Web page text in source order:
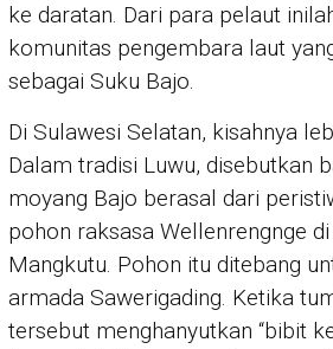
ke daratan. Dari para pelaut
komunitas pengembara laut
sebagai Suku Bajo.
Di Sulawesi Selatan, kisahnya
Dalam tradisi Luwu, disebutkan
moyang Bajo berasal dari
pohon raksasa Wellenrengnge
Mangkutu. Pohon itu ditebang
armada Sawerigading. Ketika
tersebut menghanyutkan “bibit